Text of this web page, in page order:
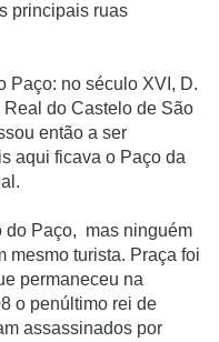
principais ruas
Paço: no século XVI, D.
do Castelo de São
então a ser
aqui ficava o Paço da
do Paço, mas ninguém
mesmo turista. Praça foi
permaneceu na
o penúltimo rei de
assassinados por